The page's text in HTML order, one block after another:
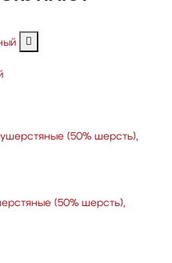
(50% шерсть),